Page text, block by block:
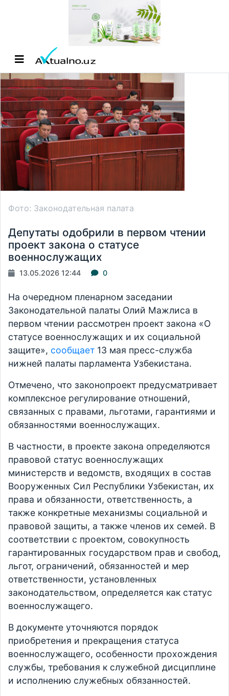
Фото: Законодательная палата
Депутаты одобрили в первом чтении
проект закона о статусе
военнослужащих
13.05.2026 12:44 0
На очередном пленарном заседании
Законодательной палаты Олий Мажлиса в
первом чтении рассмотрен проект закона «О
статусе военнослужащих и их социальной
защите», сообщает 13 мая пресс-служба
нижней палаты парламента Узбекистана.
Отмечено, что законопроект предусматривает
комплексное регулирование отношений,
связанных с правами, льготами, гарантиями и
обязанностями военнослужащих.
В частности, в проекте закона определяются
правовой статус военнослужащих
министерств и ведомств, входящих в состав
Вооруженных Сил Республики Узбекистан, их
права и обязанности, ответственность, а
также конкретные механизмы социальной и
правовой защиты, а также членов их семей. В
соответствии с проектом, совокупность
гарантированных государством прав и свобод,
льгот, ограничений, обязанностей и мер
ответственности, установленных
законодательством, определяется как статус
военнослужащего.
В документе уточняются порядок
приобретения и прекращения статуса
военнослужащего, особенности прохождения
службы, требования к служебной дисциплине
и исполнению служебных обязанностей.